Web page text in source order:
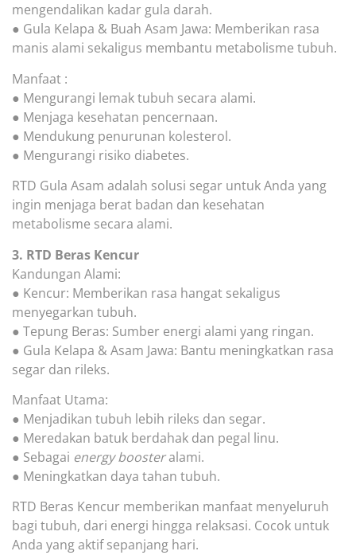
mengendalikan kadar gula darah.
● Gula Kelapa & Buah Asam Jawa: Memberikan rasa
manis alami sekaligus membantu metabolisme tubuh.
Manfaat :
● Mengurangi lemak tubuh secara alami.
● Menjaga kesehatan pencernaan.
● Mendukung penurunan kolesterol.
● Mengurangi risiko diabetes.
RTD Gula Asam adalah solusi segar untuk Anda yang
ingin menjaga berat badan dan kesehatan
metabolisme secara alami.
3. RTD Beras Kencur
Kandungan Alami:
● Kencur: Memberikan rasa hangat sekaligus
menyegarkan tubuh.
● Tepung Beras: Sumber energi alami yang ringan.
● Gula Kelapa & Asam Jawa: Bantu meningkatkan rasa
segar dan rileks.
Manfaat Utama:
● Menjadikan tubuh lebih rileks dan segar.
● Meredakan batuk berdahak dan pegal linu.
● Sebagai energy boosteralami.
● Meningkatkan daya tahan tubuh.
RTD Beras Kencur memberikan manfaat menyeluruh
bagi tubuh, dari energi hingga relaksasi. Cocok untuk
Anda yang aktif sepanjang hari.